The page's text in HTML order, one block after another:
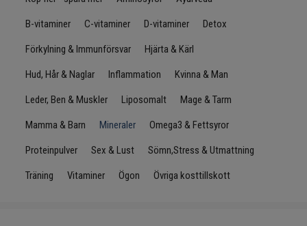
Kosttillskott
Hudvård
Infrarött Ljus
Vattenrening & Övrigt
B-vitaminer C-vitaminer D-vitaminer Detox
Förkylning & Immunförsvar Hjärta & Kärl
Hud, Hår & Naglar Inflammation Kvinna & Man
Leder, Ben & Muskler Liposomalt Mage & Tarm
Mamma & Barn Mineraler Omega3 & Fettsyror
Proteinpulver Sex & Lust Sömn,Stress & Utmattning
Träning Vitaminer Ögon Övriga kosttillskott